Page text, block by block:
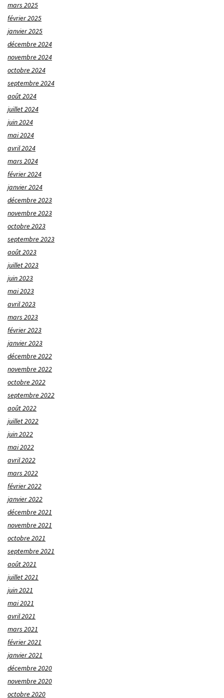
mars 2025
février 2025
janvier 2025
décembre 2024
novembre 2024
octobre 2024
septembre 2024
août 2024
juillet 2024
juin 2024
mai 2024
avril 2024
mars 2024
février 2024
janvier 2024
décembre 2023
novembre 2023
octobre 2023
septembre 2023
août 2023
juillet 2023
juin 2023
mai 2023
avril 2023
mars 2023
février 2023
janvier 2023
décembre 2022
novembre 2022
octobre 2022
septembre 2022
août 2022
juillet 2022
juin 2022
mai 2022
avril 2022
mars 2022
février 2022
janvier 2022
décembre 2021
novembre 2021
octobre 2021
septembre 2021
août 2021
juillet 2021
juin 2021
mai 2021
avril 2021
mars 2021
février 2021
janvier 2021
décembre 2020
novembre 2020
octobre 2020